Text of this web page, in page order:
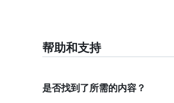
帮助和支持
是否找到了所需的内容？